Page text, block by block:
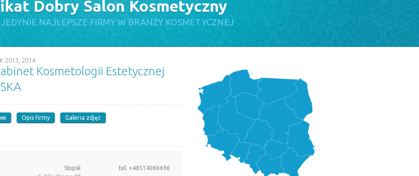
Dobry Salon Kosmetyczny
NAJLEPSZE FIRMY W BRANŻY KOSMETYCZNEJ
2013, 2014
Kosmetologii Estetycznej
Opis firmy Galeria zdjęć
Słupsk
tel. +48514066696